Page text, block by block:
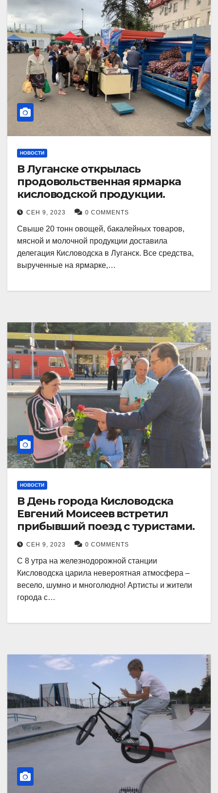
НОВОСТИ
В Луганске открылась
продовольственная ярмарка
кисловодской продукции.
СЕН 9, 2023 0 COMMENTS
Свыше 20 тонн овощей, бакалейных товаров,
мясной и молочной продукции доставила
делегация Кисловодска в Луганск. Все средства,
вырученные на ярмарке,…
НОВОСТИ
В День города Кисловодска
Евгений Моисеев встретил
прибывший поезд с туристами.
СЕН 9, 2023 0 COMMENTS
С 8 утра на железнодорожной станции
Кисловодска царила невероятная атмосфера –
весело, шумно и многолюдно! Артисты и жители
города с…